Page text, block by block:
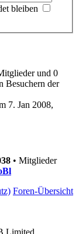
bleiben
und 0
Besuchern der
7. Jan 2008,
• Mitglieder
Foren-Übersicht